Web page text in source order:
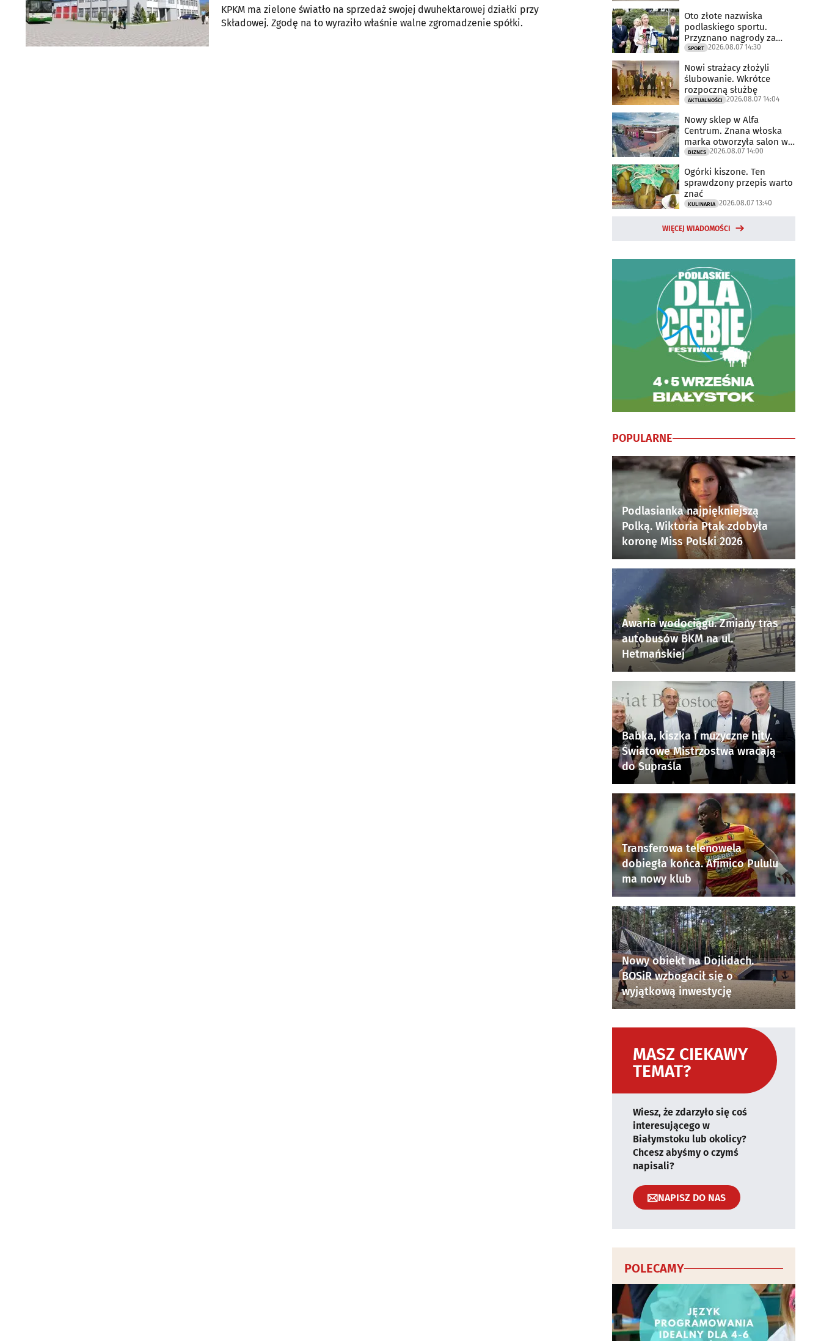
KPKM ma zielone światło na sprzedaż swojej dwuhektarowej działki przy
Składowej. Zgodę na to wyraziło właśnie walne zgromadzenie spółki.
Oto złote nazwiska
podlaskiego sportu.
Przyznano nagrody za
2025 rok
SPORT 2026.08.07 14:30
Nowi strażacy złożyli
ślubowanie. Wkrótce
rozpoczną służbę
AKTUALNOŚCI 2026.08.07 14:04
Nowy sklep w Alfa
Centrum. Znana włoska
marka otworzyła salon w
Białymstoku
BIZNES 2026.08.07 14:00
Ogórki kiszone. Ten
sprawdzony przepis warto
znać
KULINARIA 2026.08.07 13:40
WIĘCEJ WIADOMOŚCI
POPULARNE
Podlasianka najpiękniejszą
Polką. Wiktoria Ptak zdobyła
koronę Miss Polski 2026
Awaria wodociągu. Zmiany tras
autobusów BKM na ul.
Hetmańskiej
Babka, kiszka i muzyczne hity.
Światowe Mistrzostwa wracają
do Supraśla
Transferowa telenowela
dobiegła końca. Afimico Pululu
ma nowy klub
Nowy obiekt na Dojlidach.
BOSiR wzbogacił się o
wyjątkową inwestycję
MASZ CIEKAWY
TEMAT?
Wiesz, że zdarzyło się coś
interesującego w
Białymstoku lub okolicy?
Chcesz abyśmy o czymś
napisali?
NAPISZ DO NAS
POLECAMY